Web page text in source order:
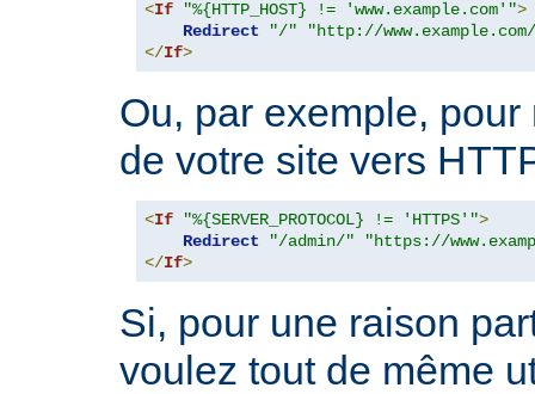
<If "%{HTTP_HOST} != 'www.example.com'">
Redirect
"/"
"http://
</If>
Ou, par exemple,
de votre site vers
<If "%{SERVER_PROTOCOL} != 'HTTPS'">
Redirect
"/admin/"
"https://
</If>
Si, pour une raison
voulez tout de même